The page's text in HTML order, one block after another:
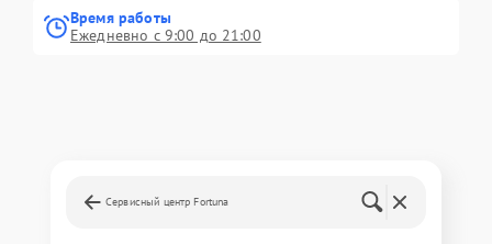
Время работы
Ежедневно с 9:00 до 21:00
Сервисный центр Fortuna